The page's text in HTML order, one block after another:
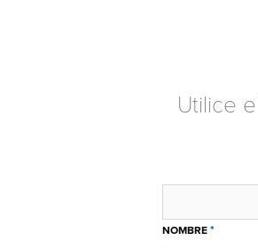
Utilice
NOMBRE *